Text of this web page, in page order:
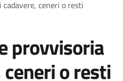
ceneri o resti
provvisoria
o resti